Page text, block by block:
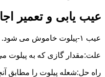
عیب یابی و تعمیر
عیب ۱-پیلوت خاموش می شود.
علت:مقدار گازی که به
راه حل:شعله پیلوت را مطابق